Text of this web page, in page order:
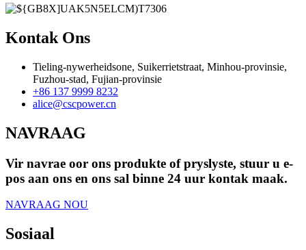
Kontak Ons
Tieling-nywerheidsone, Suikerrietstraat, Minhou-provinsie,
Fuzhou-stad, Fujian-provinsie
+86 137 9999 8232
alice@cscpower.cn
NAVRAAG
Vir navrae oor ons produkte of pryslyste, stuur u e-
pos aan ons en ons sal binne 24 uur kontak maak.
NAVRAAG NOU
Sosiaal